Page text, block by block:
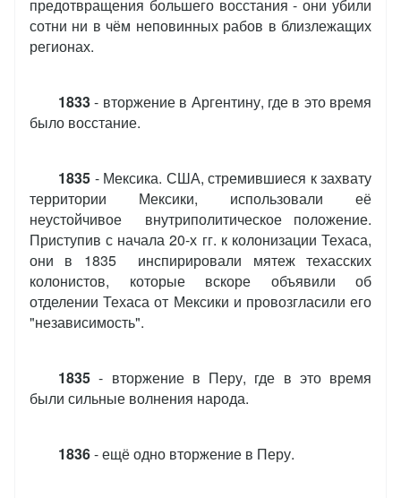
предотвращения большего восстания - они убили
сотни ни в чём неповинных рабов в близлежащих
регионах.
1833- вторжение в Аргентину, где в это время
было восстание.
1835 - Мексика. США, стремившиеся к захвату
территории Мексики, использовали её
неустойчивое внутриполитическое положение.
Приступив с начала 20-х гг. к колонизации Техаса,
они в 1835 инспирировали мятеж техасских
колонистов, которые вскоре объявили об
отделении Техаса от Мексики и провозгласили его
"независимость".
1835 - вторжение в Перу, где в это время
были сильные волнения народа.
1836- ещё одно вторжение в Перу.